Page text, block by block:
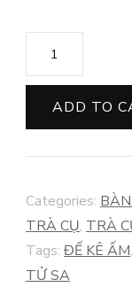
KÊ
HOÀNG
KIM
DIỆU
THÚ
quantity
ADD TO
Categories:
TRÀ CỤ, TRÀ
Tags: ĐẾ KÊ ẤM,
TỬ SA